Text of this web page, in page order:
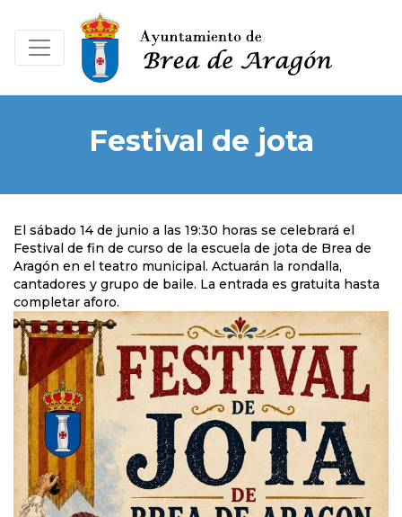
Festival de jota
El sábado 14 de junio a las 19:30 horas se celebrará el
Festival de fin de curso de la escuela de jota de Brea de
Aragón en el teatro municipal. Actuarán la rondalla,
cantadores y grupo de baile. La entrada es gratuita hasta
completar aforo.